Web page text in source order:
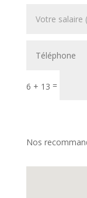
6 + 13 =
Nos